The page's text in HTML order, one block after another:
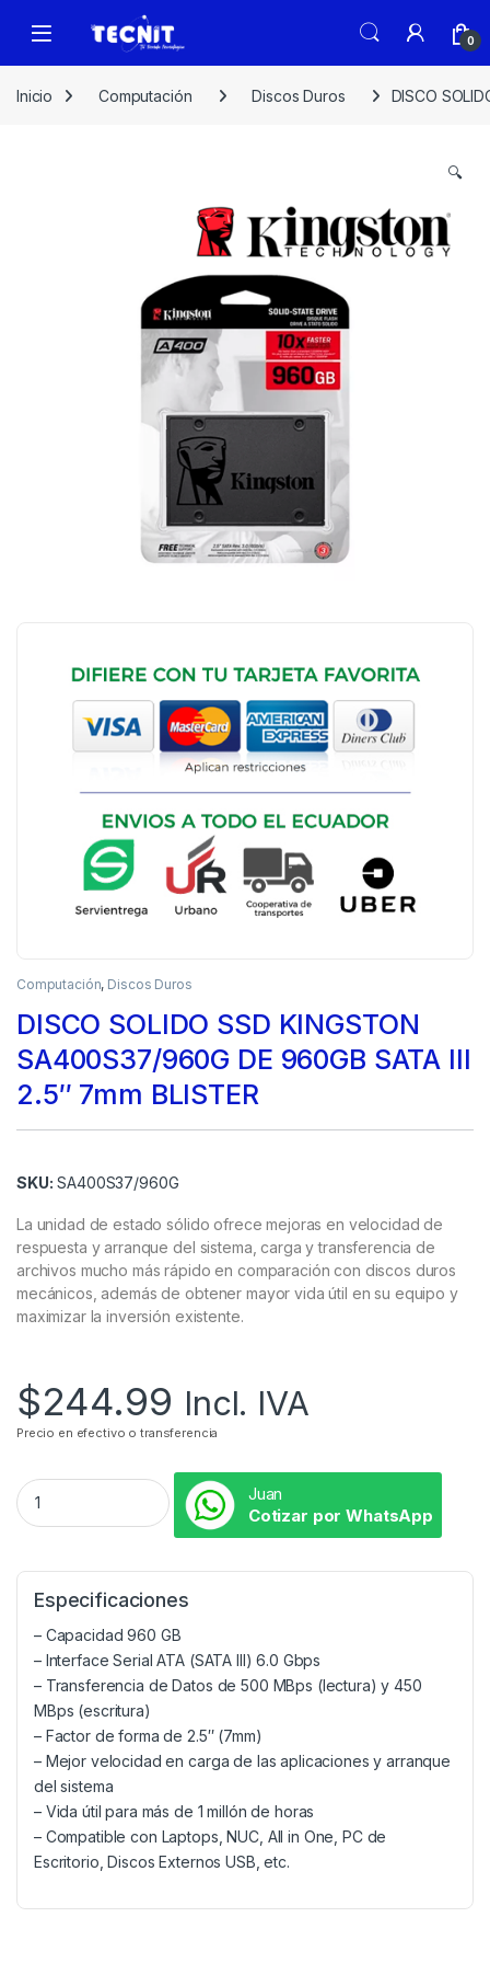
0
Inicio Computación Discos Duros DISCO
🔍
Computación, Discos Duros
DISCO SOLIDO SSD KINGSTON
SA400S37/960G DE 960GB SATA III
2.5″ 7mm BLISTER
SKU: SA400S37/960G
La unidad de estado sólido ofrece mejoras en velocidad de
respuesta y arranque del sistema, carga y transferencia de
archivos mucho más rápido en comparación con discos duros
mecánicos, además de obtener mayor vida útil en su equipo y
maximizar la inversión existente.
$244.99 Incl. IVA
Precio en efectivo o transferencia
Juan
Cotizar por WhatsApp
Especificaciones
– Capacidad 960 GB
– Interface Serial ATA (SATA III) 6.0 Gbps
– Transferencia de Datos de 500 MBps (lectura) y 450
MBps (escritura)
– Factor de forma de 2.5″ (7mm)
– Mejor velocidad en carga de las aplicaciones y arranque
del sistema
– Vida útil para más de 1 millón de horas
– Compatible con Laptops, NUC, All in One, PC de
Escritorio, Discos Externos USB, etc.